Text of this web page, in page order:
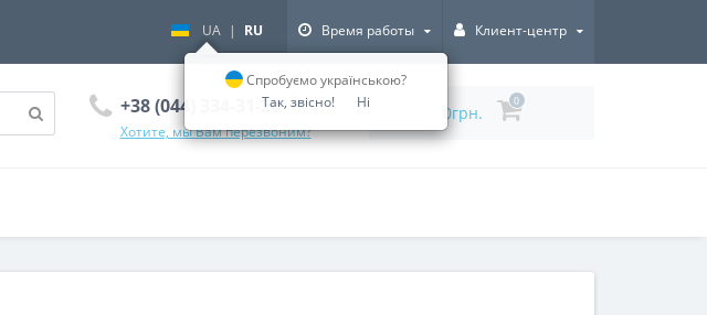
UA | RU Время работы Клиент-центр
+38 (044) 334-31-20
Хотите, мы Вам перезвоним?
0грн.
0
Спробуємо українською?
Так, звісно!
Ні